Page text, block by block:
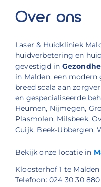
Over ons
Laser & Huidkliniek
huidverbetering en
gevestigd in
in Malden, een
breed scala aan
en gespecialiseerde
Heumen, Nijmegen,
Plasmolen, Milsbeek,
Cuijk, Beek-Ubbergen,
Bekijk onze locatie in
Kloosterhof 1 te Malden
Telefoon: 024 30 30 880